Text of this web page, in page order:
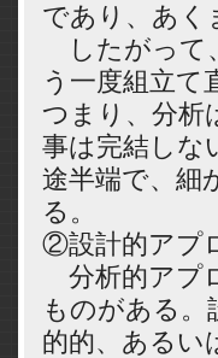
であり、あく
したがって
う一度組立て
つまり、分析
事は完結しな
途半端で、細
る。
②設計的アプ
分析的アプ
ものがある
的的、あるい